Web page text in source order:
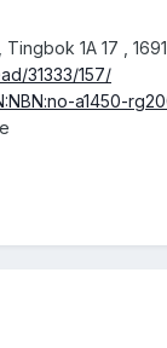
1A 17 ,
31333/157/
a1450-